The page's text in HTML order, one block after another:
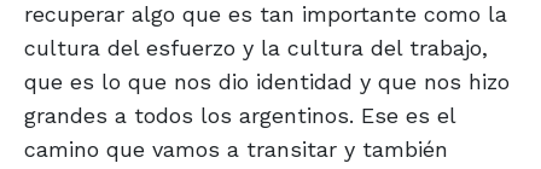
recuperar algo que es tan importante como la
cultura del esfuerzo y la cultura del trabajo,
que es lo que nos dio identidad y que nos hizo
grandes a todos los argentinos. Ese es el
camino que vamos a transitar y también